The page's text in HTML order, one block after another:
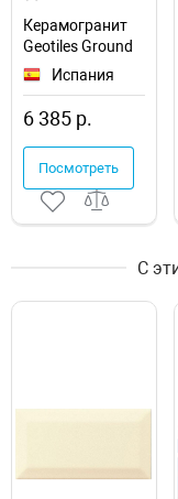
Керамогранит
Geotiles Ground
Arena Nat Ret
Испания
6 385 р.
Посмотреть
С